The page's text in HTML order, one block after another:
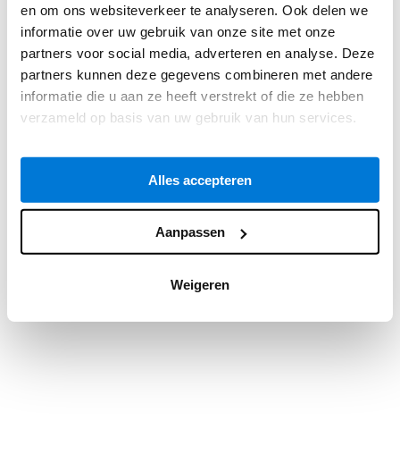
en om ons websiteverkeer te analyseren. Ook delen we
informatie over uw gebruik van onze site met onze
partners voor social media, adverteren en analyse. Deze
partners kunnen deze gegevens combineren met andere
informatie die u aan ze heeft verstrekt of die ze hebben
verzameld op basis van uw gebruik van hun services.
Alles accepteren
Aanpassen
Weigeren
Application error: a client-side exception has occurred while
loadingwww.asv.nl(see the browser consolefor more
information).